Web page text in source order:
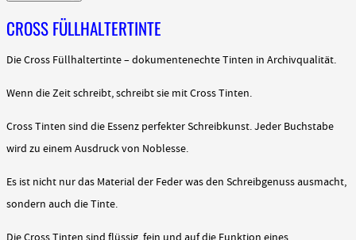
CROSS FÜLLHALTERTINTE
Die Cross Füllhaltertinte – dokumentenechte Tinten in Archivqualität.
Wenn die Zeit schreibt, schreibt sie mit Cross Tinten.
Cross Tinten sind die Essenz perfekter Schreibkunst. Jeder Buchstabe
wird zu einem Ausdruck von Noblesse.
Es ist nicht nur das Material der Feder was den Schreibgenuss ausmacht,
sondern auch die Tinte.